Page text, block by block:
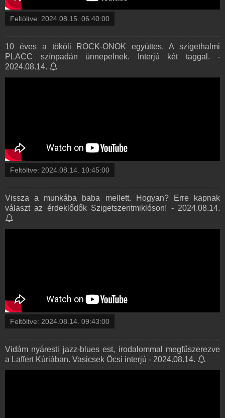
Feltöltve: 2024.08.15. 06:40:00
10 éves a tököli ROCK-ONOK együttes. A szigethalmi
PLACC színpadán ünnepelnek. Interjú két taggal. -
2024.08.14.
Feltöltve: 2024.08.14. 10:45:00
Vissza a munkába baba mellett. Hogyan? Erre kapnak
választ az érdeklődők Szigetszentmiklóson! - 2024.08.14.
Feltöltve: 2024.08.14. 09:43:00
Vidám nyáresti jazz-blues est, irodalommal megfűszerezve
a Laffert Kúriában. Vasicsek Öcsi interjú - 2024.08.14.